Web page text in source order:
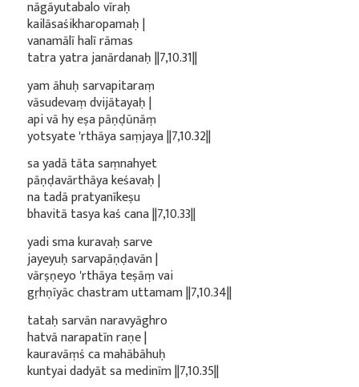
nāgāyutabalo vīraḥ
kailāsaśikharopamaḥ |
vanamālī halī rāmas
tatra yatra janārdanaḥ ||7,10.31||
yam āhuḥ sarvapitaraṃ
vāsudevaṃ dvijātayaḥ |
api vā hy eṣa pāṇḍūnāṃ
yotsyate 'rthāya saṃjaya ||7,10.32||
sa yadā tāta saṃnahyet
pāṇḍavārthāya keśavaḥ |
na tadā pratyanīkeṣu
bhavitā tasya kaś cana ||7,10.33||
yadi sma kuravaḥ sarve
jayeyuḥ sarvapāṇḍavān |
vārṣṇeyo 'rthāya teṣāṃ vai
gṛhṇīyāc chastram uttamam ||7,10.34||
tataḥ sarvān naravyāghro
hatvā narapatīn raṇe |
kauravāṃś ca mahābāhuḥ
kuntyai dadyāt sa medinīm ||7,10.35||